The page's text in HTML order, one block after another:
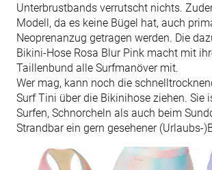
Unterbrustbands verrutscht nichts.
Modell, da es keine Bügel hat, auch
Neoprenanzug getragen werden. Die
Bikini-Hose Rosa Blur Pink macht mit
Taillenbund alle Surfmanöver mit.
Wer mag, kann noch die
Surf Tini über die Bikinihose ziehen. Sie
Surfen, Schnorcheln als auch beim
Strandbar ein gern gesehener (Urlaubs-